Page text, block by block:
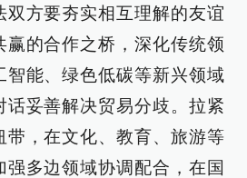
双方要夯实相互理解的友谊
赢的合作之桥，深化传统领
智能、绿色低碳等新兴领域
话妥善解决贸易分歧。拉紧
带，在文化、教育、旅游等
多边领域协调配合，在国